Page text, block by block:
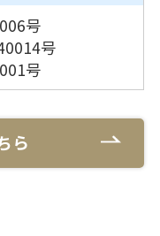
号
号
号
ら